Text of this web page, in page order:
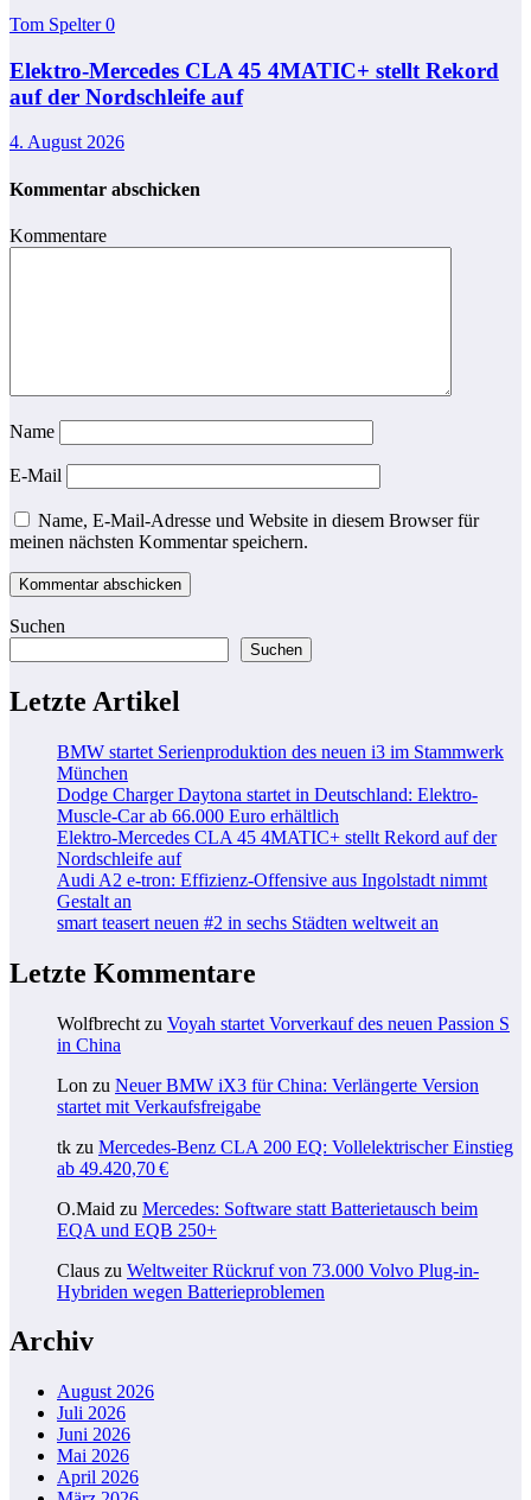
Tom Spelter0
Elektro-Mercedes CLA 45 4MATIC+ stellt Rekord
auf der Nordschleife auf
4. August 2026
Kommentar abschicken
Kommentare
Name
E-Mail
Name, E-Mail-Adresse und Website in diesem Browser für
meinen nächsten Kommentar speichern.
Suchen
Suchen
Letzte Artikel
BMW startet Serienproduktion des neuen i3 im Stammwerk
München
Dodge Charger Daytona startet in Deutschland: Elektro-
Muscle-Car ab 66.000 Euro erhältlich
Elektro-Mercedes CLA 45 4MATIC+ stellt Rekord auf der
Nordschleife auf
Audi A2 e-tron: Effizienz-Offensive aus Ingolstadt nimmt
Gestalt an
smart teasert neuen #2 in sechs Städten weltweit an
Letzte Kommentare
Wolfbrecht zu Voyah startet Vorverkauf des neuen Passion S
in China
Lon zu Neuer BMW iX3 für China: Verlängerte Version
startet mit Verkaufsfreigabe
tk zu Mercedes-Benz CLA 200 EQ: Vollelektrischer Einstieg
ab 49.420,70 €
O.Maid zu Mercedes: Software statt Batterietausch beim
EQA und EQB 250+
Claus zu Weltweiter Rückruf von 73.000 Volvo Plug-in-
Hybriden wegen Batterieproblemen
Archiv
August 2026
Juli 2026
Juni 2026
Mai 2026
April 2026